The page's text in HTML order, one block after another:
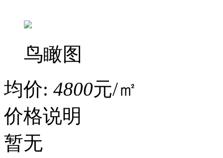
鸟瞰图
均价: 4800元/㎡
价格说明
暂无